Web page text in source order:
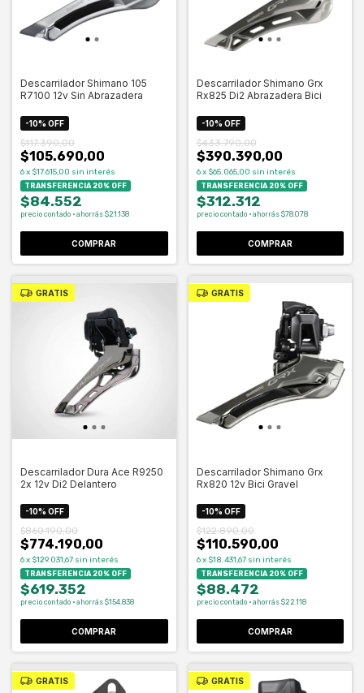
Descarrilador Shimano 105
R7100 12v Sin Abrazadera
-10% OFF
$105.690,00
$117.390,00
6x $17.615,00 sin interés
TRANSFERENCIA 20% OFF
$84.552
precio contado · ahorrás $21.138
Descarrilador Shimano Grx
Rx825 Di2 Abrazadera Bici
-10% OFF
$390.390,00
$433.790,00
6 x $65.065,00 sin interés
TRANSFERENCIA 20% OFF
$312.312
precio contado · ahorrás $78.078
GRATIS
Descarrilador Dura Ace R9250
2x 12v Di2 Delantero
-10% OFF
$774.190,00
$860.190,00
6x $129.031,67 sin interés
TRANSFERENCIA 20% OFF
$619.352
precio contado · ahorrás $154.838
GRATIS
Descarrilador Shimano Grx
Rx820 12v Bici Gravel
-10% OFF
$110.590,00
$122.890,00
6 x $18.431,67 sin interés
TRANSFERENCIA 20% OFF
$88.472
precio contado · ahorrás $22.118
GRATIS GRATIS